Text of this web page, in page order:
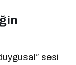
sesi